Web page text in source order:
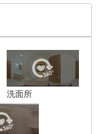
洗面所